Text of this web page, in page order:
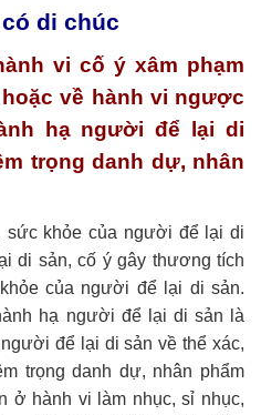
di chúc
vi cố ý xâm phạm
về hành vi ngược
hạ người để lại di
trọng danh dự, nhân
sức khỏe của người để lại di
di sản, cố ý gây thương tích
của người để lại di sản.
hạ người để lại di sản là
để lại di sản về thể xác,
trọng danh dự, nhân phẩm
ở hành vi làm nhục, sỉ nhục,